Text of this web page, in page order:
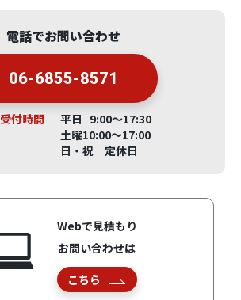
電話でお問い合わせ
06-6855-8571
受付時間
平日 9:00～17:30
土曜10:00～17:00
日・祝 定休日
Webで見積もり
お問い合わせは
こちら